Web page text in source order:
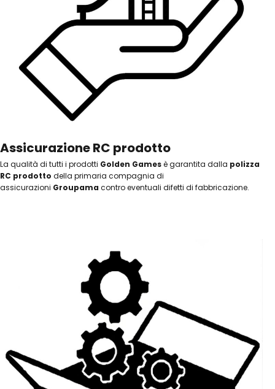
Assicurazione RC prodotto
La qualità di tutti i prodotti Golden Gamesè garantita dalla polizza
RC prodotto della primaria compagnia di
assicurazioni Groupama contro eventuali difetti di fabbricazione.